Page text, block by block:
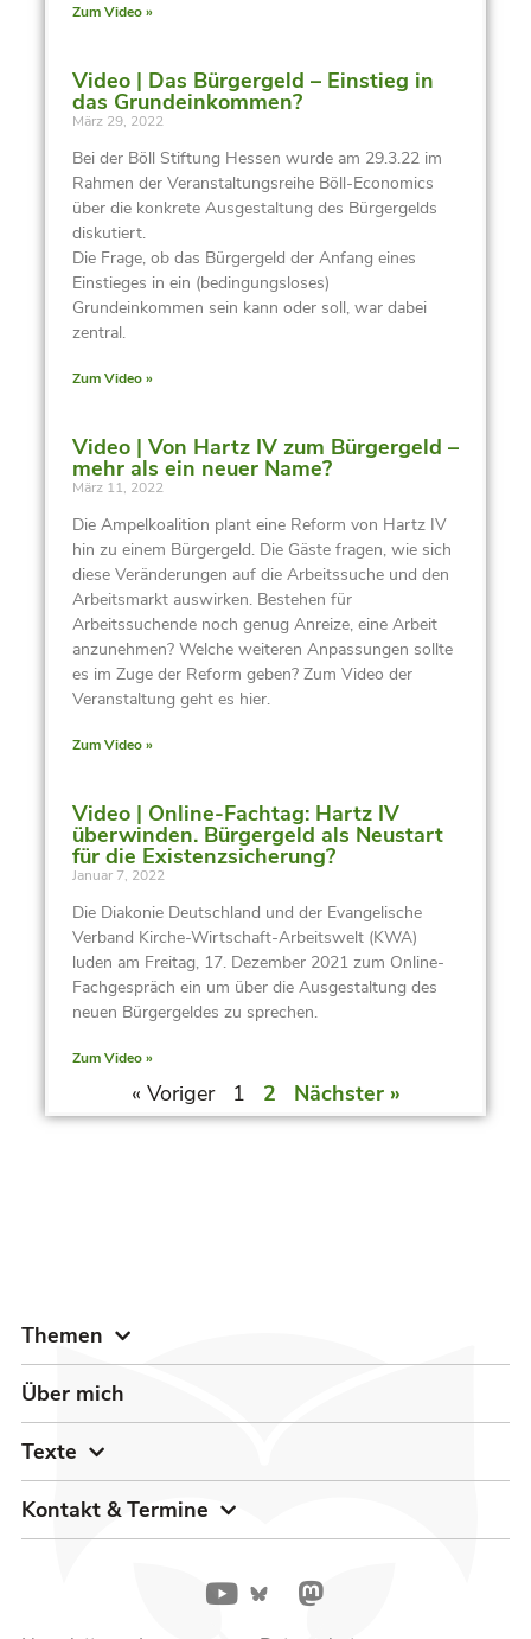
Zum Video »
Video | Das Bürgergeld – Einstieg in
das Grundeinkommen?
März 29, 2022
Bei der Böll Stiftung Hessen wurde am 29.3.22 im
Rahmen der Veranstaltungsreihe Böll-Economics
über die konkrete Ausgestaltung des Bürgergelds
diskutiert.
Die Frage, ob das Bürgergeld der Anfang eines
Einstieges in ein (bedingungsloses)
Grundeinkommen sein kann oder soll, war dabei
zentral.
Zum Video »
Video | Von Hartz IV zum Bürgergeld –
mehr als ein neuer Name?
März 11, 2022
Die Ampelkoalition plant eine Reform von Hartz IV
hin zu einem Bürgergeld. Die Gäste fragen, wie sich
diese Veränderungen auf die Arbeitssuche und den
Arbeitsmarkt auswirken. Bestehen für
Arbeitssuchende noch genug Anreize, eine Arbeit
anzunehmen? Welche weiteren Anpassungen sollte
es im Zuge der Reform geben? Zum Video der
Veranstaltung geht es hier.
Zum Video »
Video | Online-Fachtag: Hartz IV
überwinden. Bürgergeld als Neustart
für die Existenzsicherung?
Januar 7, 2022
Die Diakonie Deutschland und der Evangelische
Verband Kirche-Wirtschaft-Arbeitswelt (KWA)
luden am Freitag, 17. Dezember 2021 zum Online-
Fachgespräch ein um über die Ausgestaltung des
neuen Bürgergeldes zu sprechen.
Zum Video »
« Voriger 1 2 Nächster »
Themen
Über mich
Texte
Kontakt & Termine